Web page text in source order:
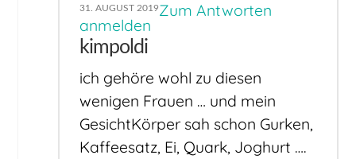
31. AUGUST 2019Zum Antworten
anmelden
kimpoldi
ich gehöre wohl zu diesen
wenigen Frauen … und mein
GesichtKörper sah schon Gurken,
Kaffeesatz, Ei, Quark, Joghurt ….